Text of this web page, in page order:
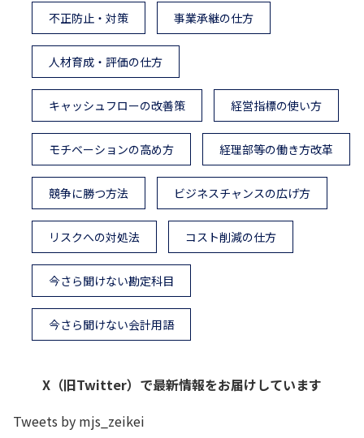
不正防止・対策 事業承継の仕方
人材育成・評価の仕方
キャッシュフローの改善策 経営指標の使い方
モチベーションの高め方 経理部等の働き方改革
競争に勝つ方法 ビジネスチャンスの広げ方
リスクへの対処法 コスト削減の仕方
今さら聞けない勘定科目
今さら聞けない会計用語
X（旧Twitter）で最新情報をお届けしています
Tweets by mjs_zeikei